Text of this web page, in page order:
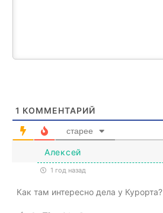
1 КОММЕНТАРИЙ
старее
Алексей
1 год назад
Как там интересно дела у Курорта?